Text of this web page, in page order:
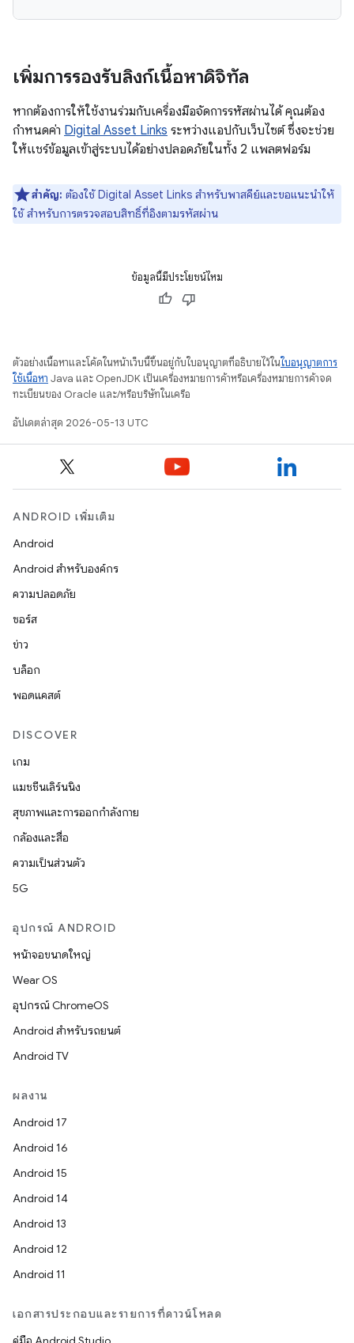
เพิ่มการรองรับลิงก์เนื้อหาดิจิทัล
หากต้องการให้ใช้งานร่วมกับเครื่องมือจัดการรหัสผ่านได้ คุณต้อง
กำหนดค่า Digital Asset Links ระหว่างแอปกับเว็บไซต์ ซึ่งจะช่วย
ให้แชร์ข้อมูลเข้าสู่ระบบได้อย่างปลอดภัยในทั้ง 2 แพลตฟอร์ม
สำคัญ: ต้องใช้ Digital Asset Links สำหรับพาสคีย์และขอแนะนำให้
ใช้ สำหรับการตรวจสอบสิทธิ์ที่อิงตามรหัสผ่าน
ข้อมูลนี้มีประโยชน์ไหม
ตัวอย่างเนื้อหาและโค้ดในหน้าเว็บนี้ขึ้นอยู่กับใบอนุญาตที่อธิบายไว้ในใบอนุญาตการ
ใช้เนื้อหา Java และ OpenJDK เป็นเครื่องหมายการค้าหรือเครื่องหมายการค้าจด
ทะเบียนของ Oracle และ/หรือบริษัทในเครือ
อัปเดตล่าสุด 2026-05-13 UTC
ANDROID เพิ่มเติม
Android
Android สำหรับองค์กร
ความปลอดภัย
ซอร์ส
ข่าว
บล็อก
พอดแคสต์
DISCOVER
เกม
แมชชีนเลิร์นนิง
สุขภาพและการออกกำลังกาย
กล้องและสื่อ
ความเป็นส่วนตัว
5G
อุปกรณ์ ANDROID
หน้าจอขนาดใหญ่
Wear OS
อุปกรณ์ ChromeOS
Android สำหรับรถยนต์
Android TV
ผลงาน
Android 17
Android 16
Android 15
Android 14
Android 13
Android 12
Android 11
เอกสารประกอบและรายการที่ดาวน์โหลด